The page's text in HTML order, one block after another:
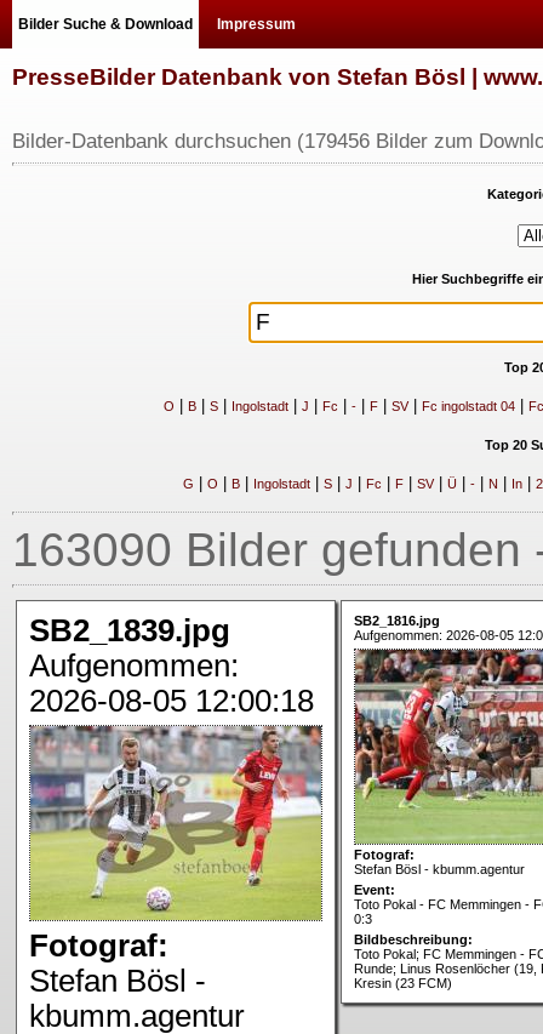
Bilder Suche & Download Impressum
PresseBilder Datenbank von Stefan Bösl |
Bilder-Datenbank durchsuchen (179456 Bilder zum
Hier Suchbegriffe
Top
O B| S| Ingolstadt| J Fc -| F| SV| Fc ingolstadt 04|
Top 20
G O B| Ingolstadt| S| J Fc F| SV| Ü| -| N In| 2
163090 Bilder gefunden
SB2_1839.jpg
Aufgenommen:
2026-08-05 12:00:18
Fotograf:
Stefan Bösl -
kbumm.agentur
SB2_1816.jpg
Aufgenommen: 2026-08-05
Fotograf:
Stefan Bösl - kbumm.agentur
Event:
Toto Pokal - FC Memmingen -
0:3
Bildbeschreibung:
Toto Pokal; FC Memmingen -
Runde; Linus Rosenlöcher (19,
Kresin (23 FCM)